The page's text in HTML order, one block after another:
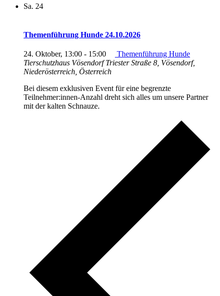
Sa. 24
Themenführung Hunde 24.10.2026
24. Oktober, 13:00 - 15:00
Themenführung Hunde
Tierschutzhaus VösendorfTriester Straße 8, Vösendorf,
Niederösterreich, Österreich
Bei diesem exklusiven Event für eine begrenzte
Teilnehmer:innen-Anzahl dreht sich alles um unsere Partner
mit der kalten Schnauze.